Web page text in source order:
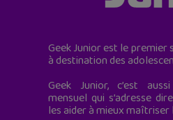
Geek Junior est le
à destination des
Geek Junior, c’est
mensuel qui s’adresse
les aider à mieux maîtriser